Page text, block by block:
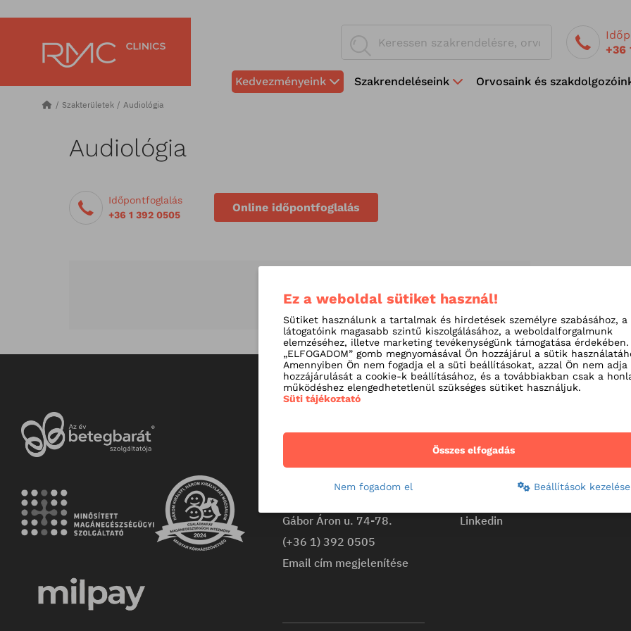
+36
Kedvezményeink Szakrendeléseink Orvosaink és
Szakterületek Audiológia
Audiológia
Időpontfoglalás
+36 1 392 0505
Online időpontfoglalás
Gábor Áron u. 74-78.
(+36 1) 392 0505
Email cím megjelenítése
Facebook
Linkedin
Ez a weboldal sütiket használ!
Sütiket használunk a tartalmak és hirdetések személyre szabásához, a
látogatóink magasabb szintű kiszolgálásához, a weboldalforgalmunk
elemzéséhez, illetve marketing tevékenységünk támogatása érdekében.
„ELFOGADOM” gomb megnyomásával Ön hozzájárul a sütik
Amennyiben Ön nem fogadja el a süti beállításokat, azzal Ön nem adja
hozzájárulását a cookie-k beállításához, és a továbbiakban csak a
működéshez elengedhetetlenül szükséges sütiket használjuk.
Süti tájékoztató
Összes elfogadás
Nem fogadom el Beállítások kezelése